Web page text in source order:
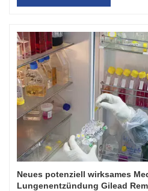
Neues potenziell wirksames
Lungenentzündung Gilead